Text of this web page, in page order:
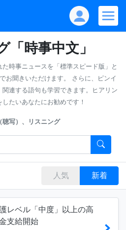
「時事中文」
時事ニュースを「標準スピード版」と
お聞きいただけます。
さらに、ピンイ
連する語句も学習できます。ヒアリン
たいあなたにお勧めです！
聴写）、リスニング
人気 新着
レベル「中度」以上の高
支給開始